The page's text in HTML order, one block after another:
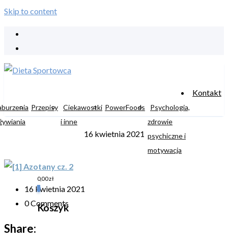
Skip to content
Przepisy Ciekawostki
i inne
PowerFoods
Psychologia,
zdrowie
psychiczne i
motywacja
Kontakt
0,00zł
0
Koszyk
16 kwietnia 2021
16 kwietnia 2021
0 Comments
Share: